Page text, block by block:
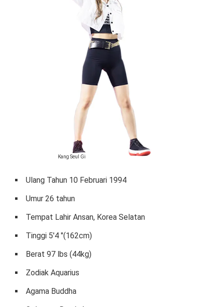
Kang Seul Gi
Ulang Tahun 10 Februari 1994
Umur 26 tahun
Tempat Lahir Ansan, Korea Selatan
Tinggi 5'4 "(162cm)
Berat 97 lbs (44kg)
Zodiak Aquarius
Agama Buddha